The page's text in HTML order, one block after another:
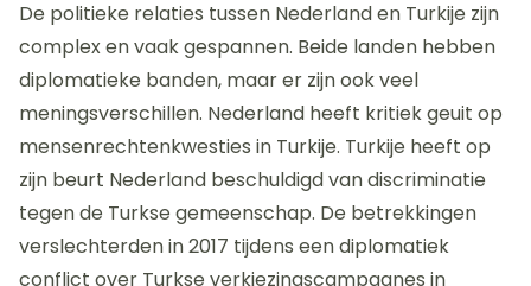
De politieke relaties tussen Nederland en Turkije zijn
complex en vaak gespannen. Beide landen hebben
diplomatieke banden, maar er zijn ook veel
meningsverschillen. Nederland heeft kritiek geuit op
mensenrechtenkwesties in Turkije. Turkije heeft op
zijn beurt Nederland beschuldigd van discriminatie
tegen de Turkse gemeenschap. De betrekkingen
verslechterden in 2017 tijdens een diplomatiek
conflict over Turkse verkiezingscampagnes in